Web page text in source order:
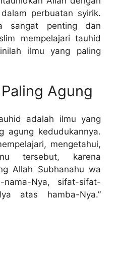
perbuatan syirik.
sangat penting dan
mempelajari tauhid
ilmu yang paling
Agung
adalah ilmu yang
agung kedudukannya.
mengetahui,
tersebut, karena
Allah Subhanahu wa
nama-Nya, sifat-sifat-
atas hamba-Nya.”